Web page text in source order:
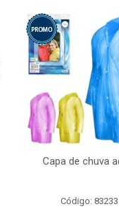
Capa de chuva
Código: